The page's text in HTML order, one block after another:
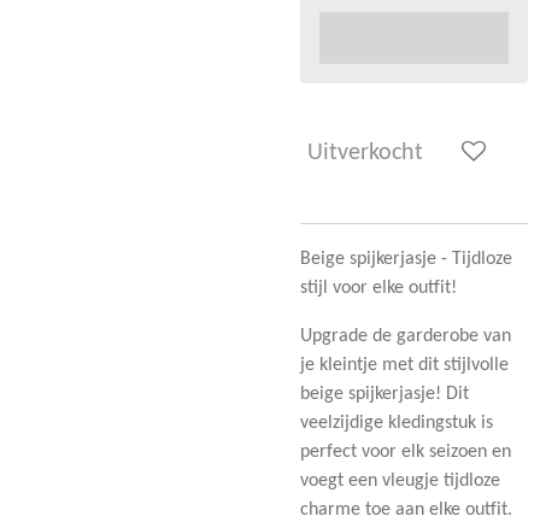
Uitverkocht
Beige spijkerjasje - Tijdloze
stijl voor elke outfit!
Upgrade de garderobe van
je kleintje met dit stijlvolle
beige spijkerjasje! Dit
veelzijdige kledingstuk is
perfect voor elk seizoen en
voegt een vleugje tijdloze
charme toe aan elke outfit.